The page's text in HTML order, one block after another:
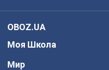
OBOZ.UA
Моя Школа
Мир